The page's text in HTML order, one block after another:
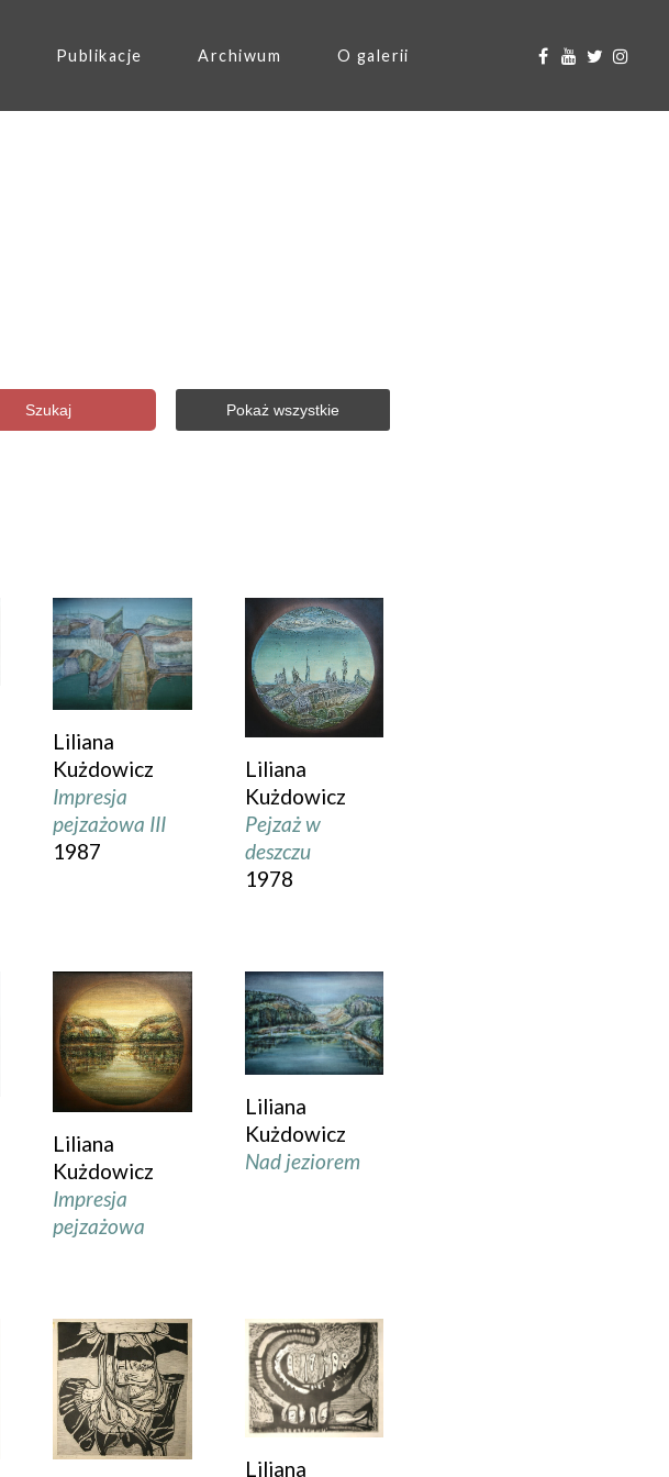
Publikacje Archiwum O galerii
Szukaj Pokaż wszystkie
Liliana
Kużdowicz
Impresja
pejzażowa III
1987
Liliana
Kużdowicz
Pejzaż w
deszczu
1978
Liliana
Kużdowicz
Impresja
pejzażowa
Liliana
Kużdowicz
Nad jeziorem
Liliana